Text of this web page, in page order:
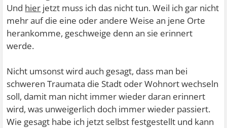
Und hier jetzt muss ich das nicht tun. Weil ich gar nicht
mehr auf die eine oder andere Weise an jene Orte
herankomme, geschweige denn an sie erinnert
werde.
Nicht umsonst wird auch gesagt, dass man bei
schweren Traumata die Stadt oder Wohnort wechseln
soll, damit man nicht immer wieder daran erinnert
wird, was unweigerlich doch immer wieder passiert.
Wie gesagt habe ich jetzt selbst festgestellt und kann